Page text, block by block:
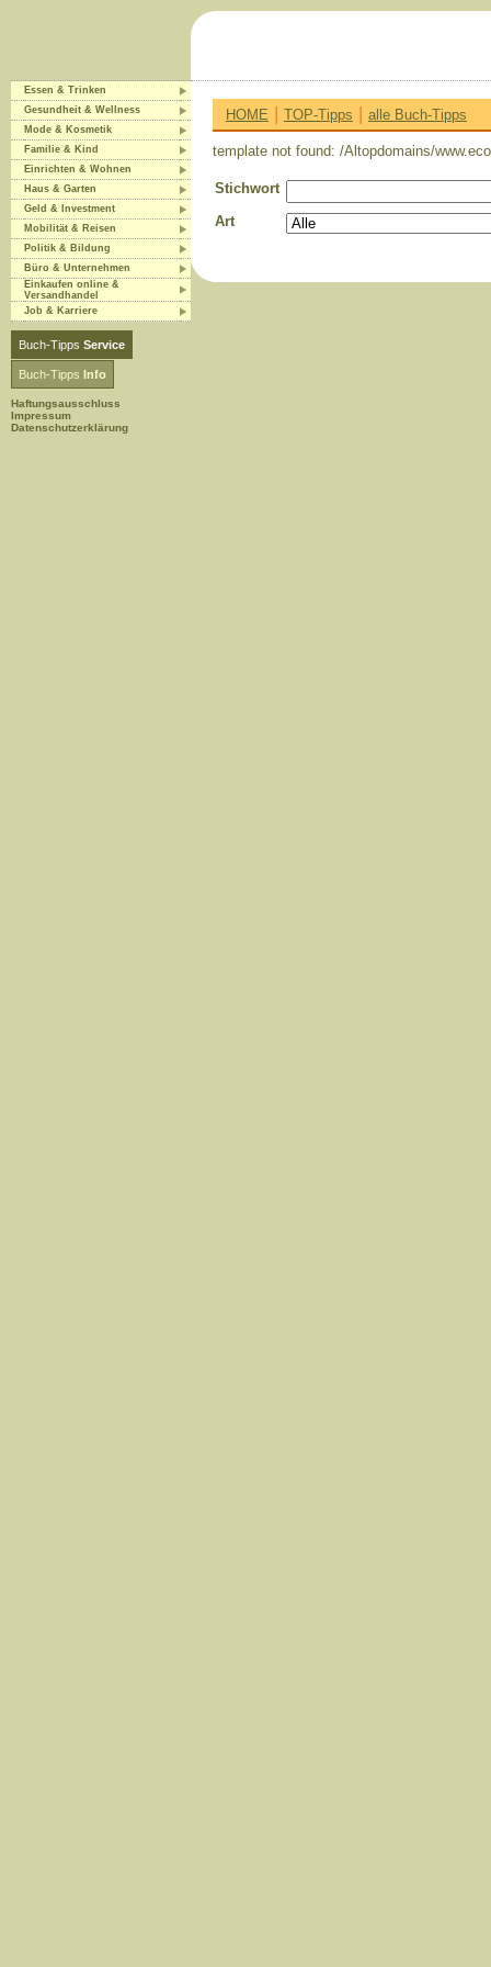
Essen & Trinken
Gesundheit & Wellness
Mode & Kosmetik
Familie & Kind
Einrichten & Wohnen
Haus & Garten
Geld & Investment
Mobilität & Reisen
Politik & Bildung
Büro & Unternehmen
Einkaufen online &
Versandhandel
Job & Karriere
Buch-Tipps Service
Buch-Tipps Info
Haftungsausschluss
Impressum
Datenschutzerklärung
HOME | TOP-Tipps | alle Buch-Tipps
template not found: /Altopdomains/
Stichwort
Art